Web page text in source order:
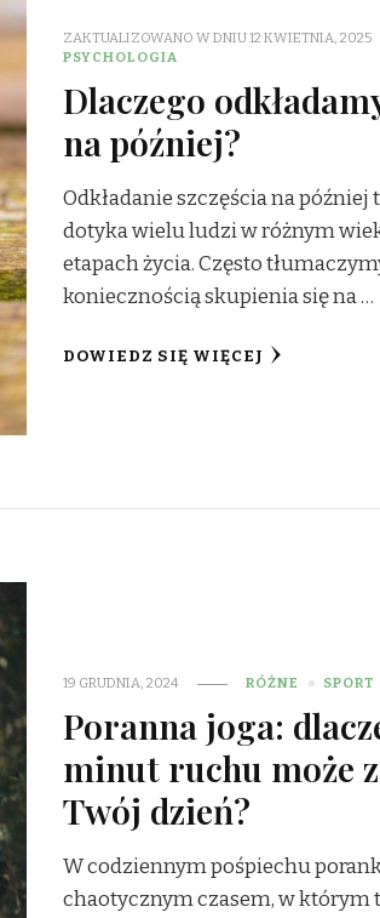
ZAKTUALIZOWANO W DNIU12 KWIETNIA, 2025
PSYCHOLOGIA
Dlaczego
na później?
Odkładanie szczęścia na później
dotyka wielu ludzi w różnym
etapach życia. Często
koniecznością skupienia się na …
DOWIEDZ SIĘ WIĘCEJ
19 GRUDNIA, 2024 RÓŻNE SPORT
Poranna joga:
minut ruchu może
Twój dzień?
W codziennym pośpiechu
chaotycznym czasem, w którym